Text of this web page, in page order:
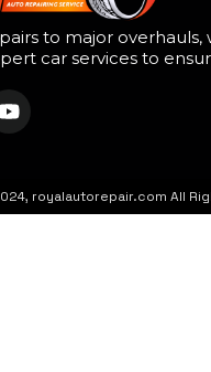
to major overhauls,
car services to
royalautorepair.com All